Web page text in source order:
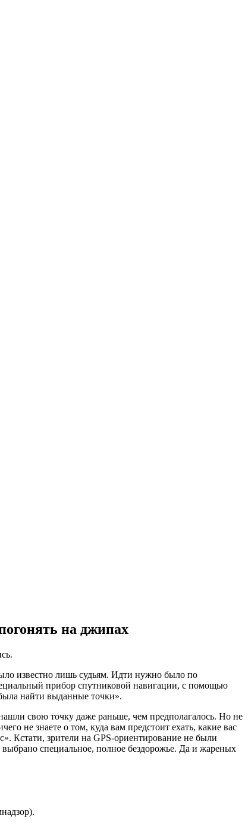
на джипах
известно лишь судьям. Идти нужно было по
прибор спутниковой навигации, с помощью
найти выданные точки».
свою точку даже раньше, чем предполагалось. Но не
не знаете о том, куда вам предстоит ехать, какие вас
Кстати, зрители на GPS-ориентирование не были
специальное, полное бездорожье. Да и жареных